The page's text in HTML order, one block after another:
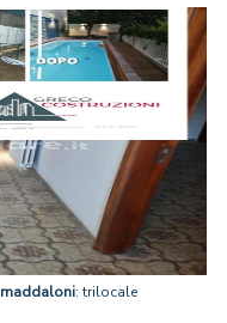
maddaloni: trilocale